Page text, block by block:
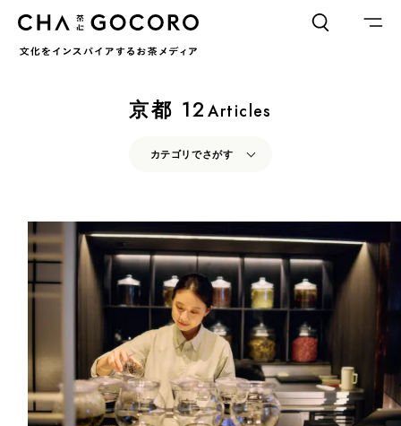
ワードでさがす
INTERVIEW CHAGOCORO TALK
茶と器 茶と食 茶のつくり手たち Ocha SURU? Lab.
PAUSE & INSPIRE ファーストプレイスで、お茶を COLUMN
COLOURS BY CHAGOCORO
お茶でさがす
煎茶 萎凋茶 発酵茶 ほうじ茶 紅茶 玄米茶
京都 12 Articles
カテゴリでさがす
日本茶、再発見 茶と器 茶と食
茶のつくり手たち Ocha SURU? Lab.
PAUSE & INSPIRE ファーストプレイスで、お茶を
COLOURS BY CHAGOCORO